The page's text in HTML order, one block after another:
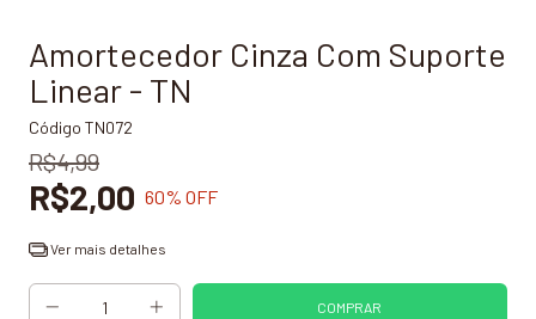
Amortecedor Cinza Com Suporte
Linear - TN
Código TN072
R$4,99
R$2,00 60% OFF
Ver mais detalhes